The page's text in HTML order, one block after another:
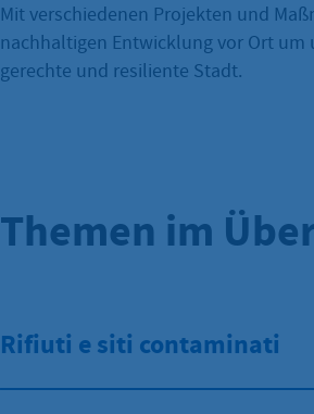
Mit verschiedenen Projekten und
nachhaltigen Entwicklung vor Ort
gerechte und resiliente Stadt.
Themen im
Rifiuti e siti contaminati